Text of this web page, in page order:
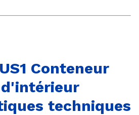
Conteneur
techniques